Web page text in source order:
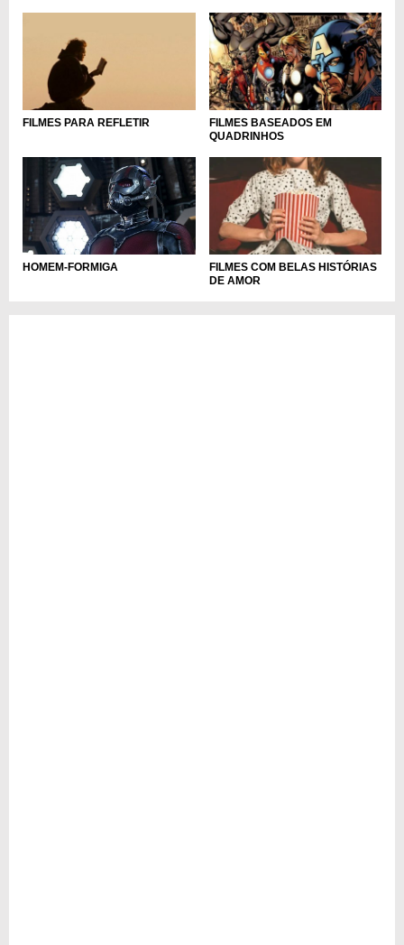
FILMES PARA REFLETIR
FILMES BASEADOS EM
QUADRINHOS
HOMEM-FORMIGA
FILMES COM BELAS HISTÓRIAS
DE AMOR